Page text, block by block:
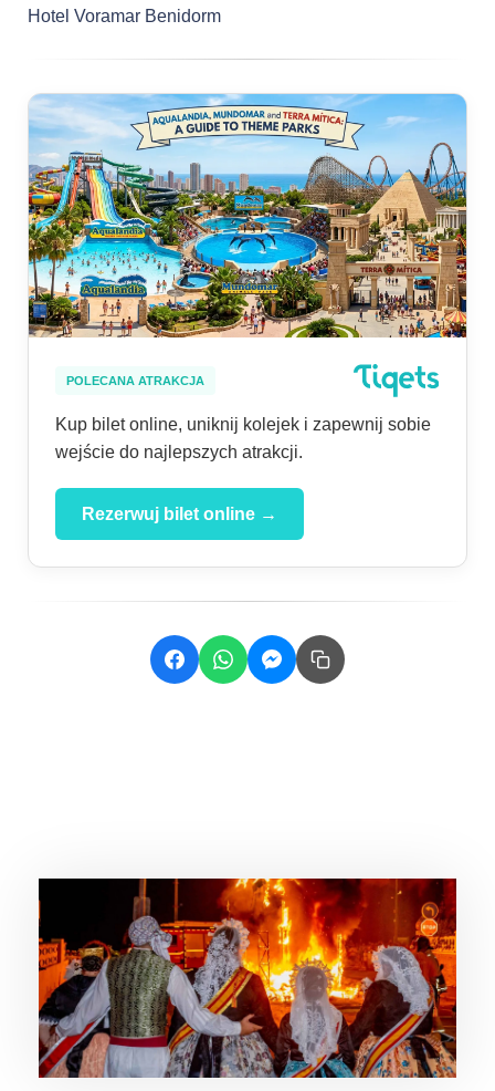
Hotel Voramar Benidorm
POLECANA ATRAKCJA
Kup bilet online, uniknij kolejek i zapewnij sobie
wejście do najlepszych atrakcji.
Rezerwuj bilet online →